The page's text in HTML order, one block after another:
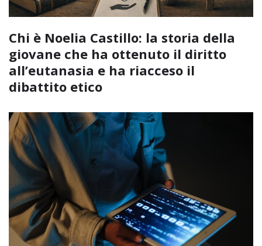
Chi è Noelia Castillo: la storia della
giovane che ha ottenuto il diritto
all’eutanasia e ha riacceso il
dibattito etico